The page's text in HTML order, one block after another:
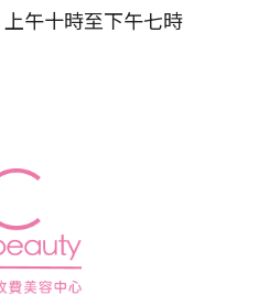
午十時至下午七時